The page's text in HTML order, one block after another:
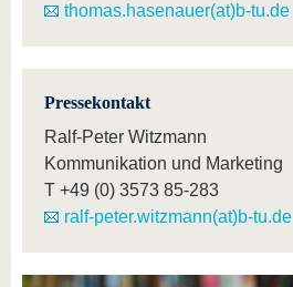
thomas.hasenauer(at)b-tu.de
Pressekontakt
Ralf-Peter Witzmann
Kommunikation und Marketing
T +49 (0) 3573 85-283
ralf-peter.witzmann(at)b-tu.de